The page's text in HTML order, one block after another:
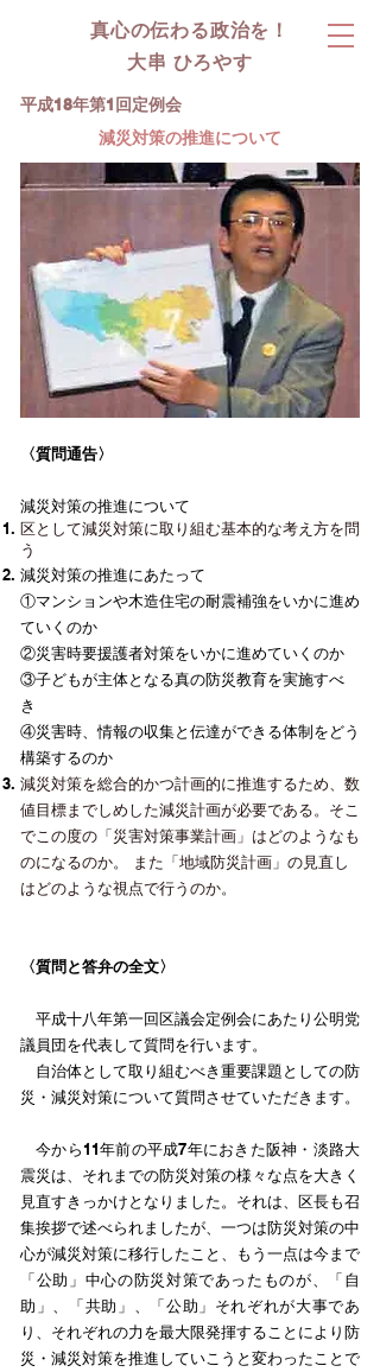
真心の伝わる政治を！
大串 ひろやす
平成18年第1回定例会
​減災対策の推進について
〈質問通告〉
減災対策の推進について
区として減災対策に取り組む基本的な考え方を問
う
減災対策の推進にあたって
①マンションや木造住宅の耐震補強をいかに進め
ていくのか
②災害時要援護者対策をいかに進めていくのか
③子どもが主体となる真の防災教育を実施すべ
き
④災害時、情報の収集と伝達ができる体制をどう
構築するのか
減災対策を総合的かつ計画的に推進するため、数
値目標までしめした減災計画が必要である。そこ
でこの度の「災害対策事業計画」はどのようなも
のになるのか。 また「地域防災計画」の見直し
はどのような視点で行うのか。
〈質問と答弁の全文〉
平成十八年第一回区議会定例会にあたり公明党
議員団を代表して質問を行います。
自治体として取り組むべき重要課題としての防
災・減災対策について質問させていただきます。
今から11年前の平成7年におきた阪神・淡路大
震災は、それまでの防災対策の様々な点を大きく
見直すきっかけとなりました。それは、区長も召
集挨拶で述べられましたが、一つは防災対策の中
心が減災対策に移行したこと、もう一点は今まで
「公助」中心の防災対策であったものが、「自
助」、「共助」、「公助」それぞれが大事であ
り、それぞれの力を最大限発揮することにより防
災・減災対策を推進していこうと変わったことで